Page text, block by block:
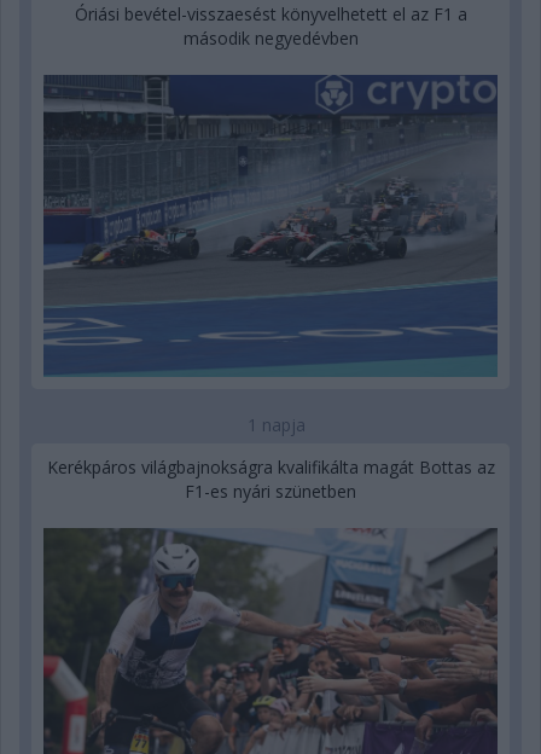
Óriási bevétel-visszaesést könyvelhetett el az F1 a
második negyedévben
1 napja
Kerékpáros világbajnokságra kvalifikálta magát Bottas az
F1-es nyári szünetben